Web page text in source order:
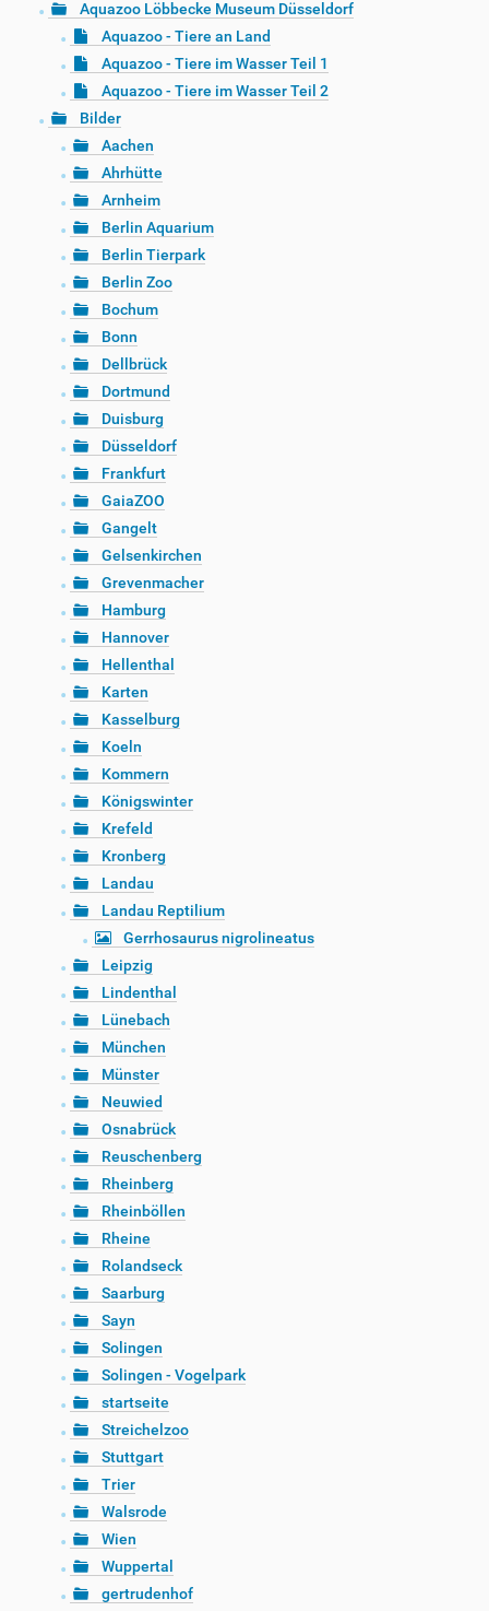
Aquazoo Löbbecke Museum Düsseldorf
Aquazoo - Tiere an Land
Aquazoo - Tiere im Wasser Teil 1
Aquazoo - Tiere im Wasser Teil 2
Bilder
Aachen
Ahrhütte
Arnheim
Berlin Aquarium
Berlin Tierpark
Berlin Zoo
Bochum
Bonn
Dellbrück
Dortmund
Duisburg
Düsseldorf
Frankfurt
GaiaZOO
Gangelt
Gelsenkirchen
Grevenmacher
Hamburg
Hannover
Hellenthal
Karten
Kasselburg
Koeln
Kommern
Königswinter
Krefeld
Kronberg
Landau
Landau Reptilium
Gerrhosaurus nigrolineatus
Leipzig
Lindenthal
Lünebach
München
Münster
Neuwied
Osnabrück
Reuschenberg
Rheinberg
Rheinböllen
Rheine
Rolandseck
Saarburg
Sayn
Solingen
Solingen - Vogelpark
startseite
Streichelzoo
Stuttgart
Trier
Walsrode
Wien
Wuppertal
gertrudenhof